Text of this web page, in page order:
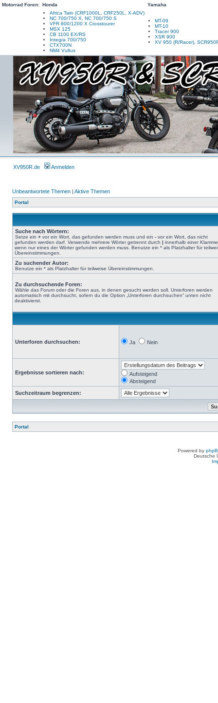
Motorrad Foren: Honda
Yamaha
Africa Twin (CRF1000L, CRF250L, X-ADV)
NC 700/750 X, NC 700/750 S
VFR 800/1200 X Crosstourer
MSX 125
CB 1100 EX/RS
Integra 700/750
CTX700N
NM4 Vultus
MT-09
MT-10
Tracer 900
XSR 900
XV 950 (R/Racer),
XV950R.de Anmelden
Unbeantwortete Themen | Aktive Themen
Portal
Suche nach Wörtern:
Setze ein + vor ein Wort, das gefunden werden muss und ein - vor ein Wort, das nicht
gefunden werden darf. Verwende mehrere Wörter getrennt durch | innerhalb einer
wenn nur eines der Wörter gefunden werden muss. Benutze ein * als Platzhalter für
Übereinstimmungen.
Zu suchender Autor:
Benutze ein * als Platzhalter für teilweise Übereinstimmungen.
Zu durchsuchende Foren:
Wähle das Forum oder die Foren aus, in denen gesucht werden soll. Unterforen werden
automatisch mit durchsucht, sofern du die Option „Unterforen durchsuchen“ unten nicht
deaktivierst.
Unterforen durchsuchen: Ja Nein
Ergebnisse sortieren nach:
Aufsteigend
Absteigend
Suchzeitraum begrenzen:
Portal
Powered by
Deutsche